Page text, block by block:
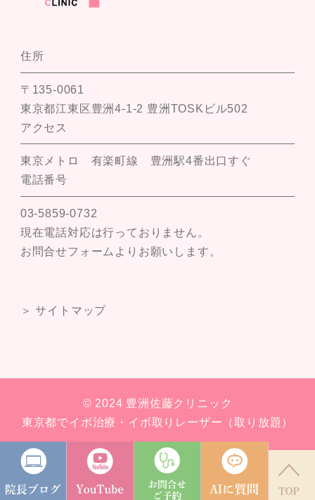
住所
〒135-0061
東京都江東区豊洲4-1-2 豊洲TOSKビル502
アクセス
東京メトロ 有楽町線 豊洲駅4番出口すぐ
電話番号
03-5859-0732
現在電話対応は行っておりません。
お問合せフォームよりお願いします。
＞ サイトマップ
© 2024 豊洲佐藤クリニック
東京都でイボ治療・イボ取りレーザー（取り放題）